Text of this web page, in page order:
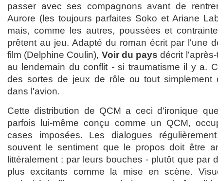
passer avec ses compagnons avant de
Aurore (les toujours parfaites Soko et Ariane
mais, comme les autres, poussées et
prêtent au jeu. Adapté du roman écrit par l'une
film (Delphine Coulin), Voir du pays décrit
au lendemain du conflit - si traumatisme il y a.
des sortes de jeux de rôle ou tout simplement
dans l'avion.
Cette distribution de QCM a ceci d'ironique
parfois lui-même conçu comme un QCM,
cases imposées. Les dialogues
souvent le sentiment que le propos doit être
littéralement : par leurs bouches - plutôt que par
plus excitants comme la mise en scène.